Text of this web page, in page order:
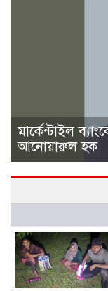
মার্কেন্টাইল
আনোয়ারুল হক